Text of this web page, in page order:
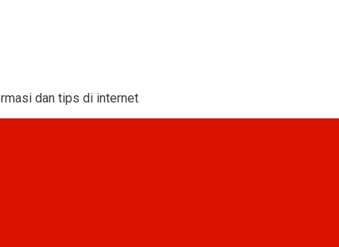
dan tips di internet